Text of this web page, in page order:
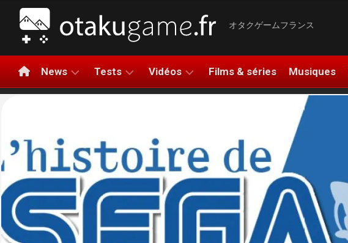
contenu
オタクゲームフランス
News
PLAYSTATION
XBOX
MOBILE
Tests
2
PLAYSTATION
5
SERIES
TESTS
HARDWARE
AVIS
RAPIDE
Vidéos
BANDES-
ANNONCES
COMPARATIFS
Films & séries Musiques